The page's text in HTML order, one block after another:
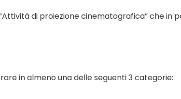
di proiezione cinematografica” che in
in almeno una delle seguenti 3 categorie: